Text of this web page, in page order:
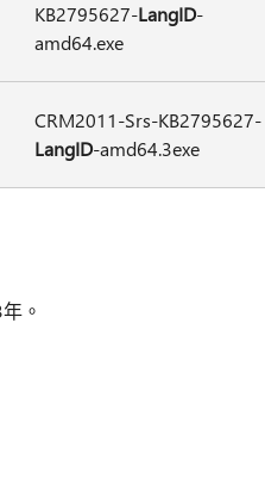
KB2795627-LangID-
amd64.exe
CRM2011-Srs-KB2795627-
LangID-amd64.3exe
。